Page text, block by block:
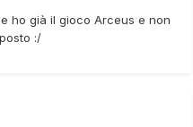
ho già il gioco Arceus e non
:/